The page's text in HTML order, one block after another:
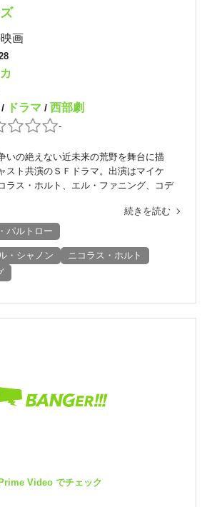
画
/ ドラマ/西部劇
-
いの絶えない近未来の荒野を舞台に描
スト共演のＳＦドラマ。出演はマイケ
ラス・ホルト、エル・ファニング、コデ
続きを読む
パルトロー
・シャノン
ニコラス・ホルト
Video でチェック